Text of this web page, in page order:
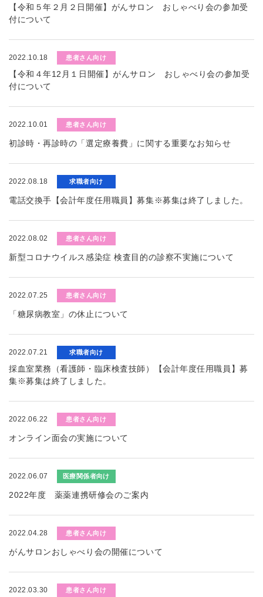
【令和５年２月２日開催】がんサロン おしゃべり会の参加受
付について
2022.10.18 患者さん向け
【令和４年12月１日開催】がんサロン おしゃべり会の参加受
付について
2022.10.01 患者さん向け
初診時・再診時の「選定療養費」に関する重要なお知らせ
2022.08.18 求職者向け
電話交換手【会計年度任用職員】募集※募集は終了しました。
2022.08.02 患者さん向け
新型コロナウイルス感染症 検査目的の診察不実施について
2022.07.25 患者さん向け
「糖尿病教室」の休止について
2022.07.21 求職者向け
採血室業務（看護師・臨床検査技師）【会計年度任用職員】募
集※募集は終了しました。
2022.06.22 患者さん向け
オンライン面会の実施について
2022.06.07 医療関係者向け
2022年度 薬薬連携研修会のご案内
2022.04.28 患者さん向け
がんサロンおしゃべり会の開催について
2022.03.30 患者さん向け